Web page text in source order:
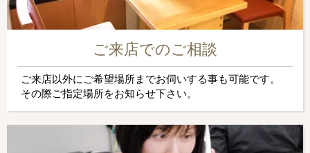
ご来店でのご相談
ご来店以外にご希望場所までお伺いする事も可能です。
その際ご指定場所をお知らせ下さい。